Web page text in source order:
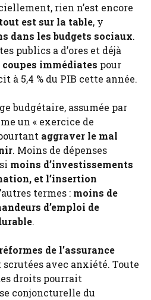
rien n’est encore
tout est sur la table, y
dans les budgets sociaux.
publics a d’ores et déjà
immédiates pour
à 5,4 % du PIB cette année​.
budgétaire, assumée par
un « exercice de
aggraver le mal
. Moins de dépenses
moins d’investissements
et l’insertion
termes : moins de
d’emploi de
.
de l’assurance
scrutées avec anxiété. Toute
droits pourrait
conjoncturelle du